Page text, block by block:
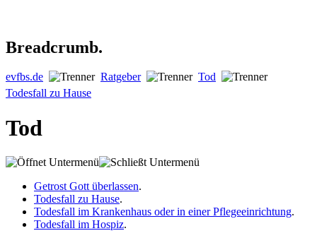
Breadcrumb.
evfbs.de Ratgeber
Tod
Todesfall zu Hause
Tod
Getrost Gott überlassen.
Todesfall zu Hause.
Todesfall im Krankenhaus oder in einer Pflegeeinrichtung.
Todesfall im Hospiz.